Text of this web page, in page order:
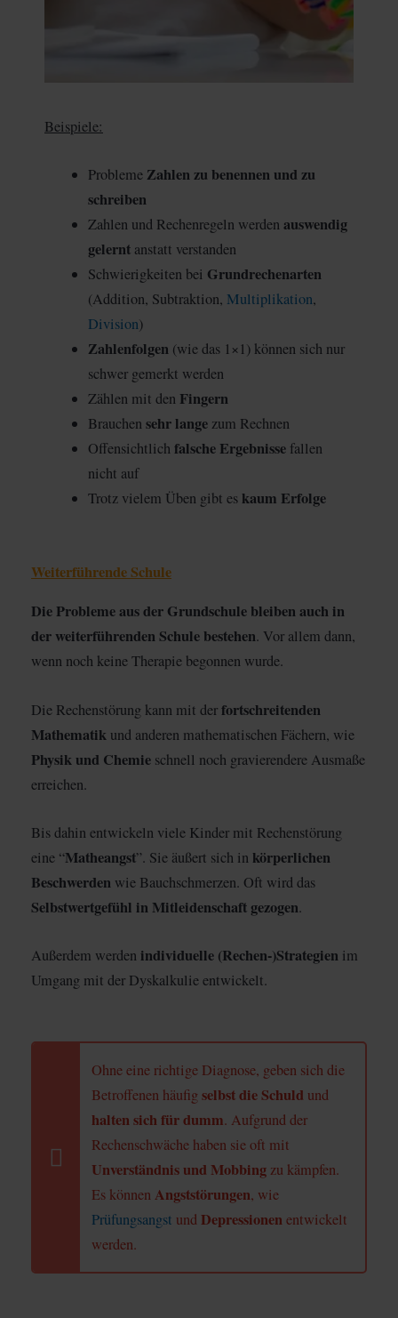
Beispiele:
Probleme Zahlen zu benennen und zu
schreiben
Zahlen und Rechenregeln werdenauswendig
gelernt anstatt verstanden
Schwierigkeiten bei Grundrechenarten
(Addition, Subtraktion, Multiplikation,
Division)
Zahlenfolgen (wie das 1×1) können sich nur
schwer gemerkt werden
Zählen mit den Fingern
Brauchen sehr lange zum Rechnen
Offensichtlichfalsche Ergebnisse fallen
nicht auf
Trotz vielem Üben gibt es kaum Erfolge
Weiterführende Schule
Die Probleme aus der Grundschule bleiben auch in
der weiterführenden Schule bestehen. Vor allem dann,
wenn noch keine Therapie begonnen wurde.
Die Rechenstörung kann mit derfortschreitenden
Mathematik und anderen mathematischen Fächern, wie
Physik und Chemie schnell noch gravierendere Ausmaße
erreichen.
Bis dahin entwickeln viele Kinder mit Rechenstörung
eine “Matheangst”. Sie äußert sich in körperlichen
Beschwerden wie Bauchschmerzen. Oft wird das
Selbstwertgefühl in Mitleidenschaft gezogen.
Außerdem werden individuelle (Rechen-)Strategien im
Umgang mit der Dyskalkulie entwickelt.
Ohne eine richtige Diagnose, geben sich die
Betroffenen häufigselbst die Schuld und
halten sich für dumm. Aufgrund der
Rechenschwäche haben sie oft mit
Unverständnis und Mobbing zu kämpfen.
Es könnenAngststörungen, wie
Prüfungsangst und Depressionenentwickelt
werden.